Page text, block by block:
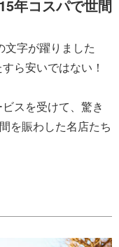
年コスパで世間
字が躍りました
ら安いではない！
スを受けて、驚き
を賑わした名店たち